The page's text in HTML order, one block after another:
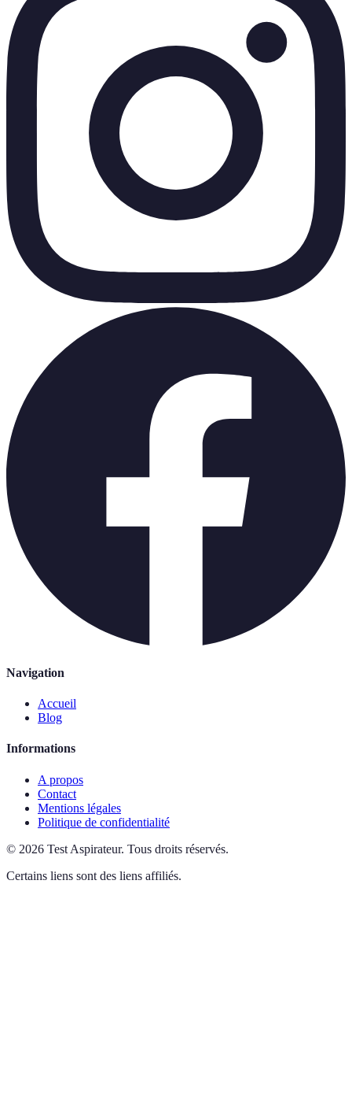
Navigation
Accueil
Blog
Informations
A propos
Contact
Mentions légales
Politique de confidentialité
© 2026 Test Aspirateur. Tous droits réservés.
Certains liens sont des liens affiliés.